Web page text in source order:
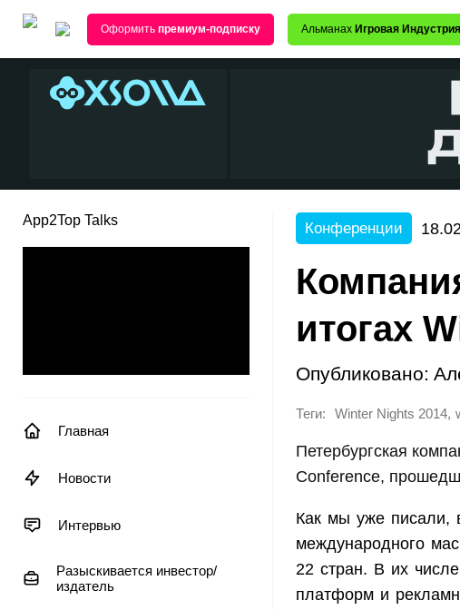
Оформить премиум-подписку Альманах Игровая Индустрия
App2Top Talks
Главная
Новости
Интервью
Разыскивается инвестор/
издатель
Конференции
итогах
Опубликовано:
Теги: Winter Nights 2014,
Петербургская
Conference,
Как мы уже писали,
международного
22 стран. В их
платформ и